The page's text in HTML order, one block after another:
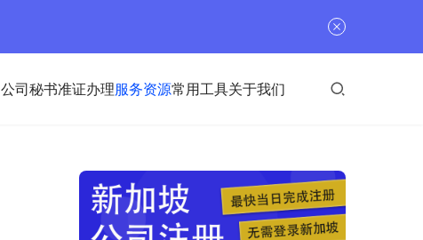
公司秘书准证办理服务资源常用工具关于我们